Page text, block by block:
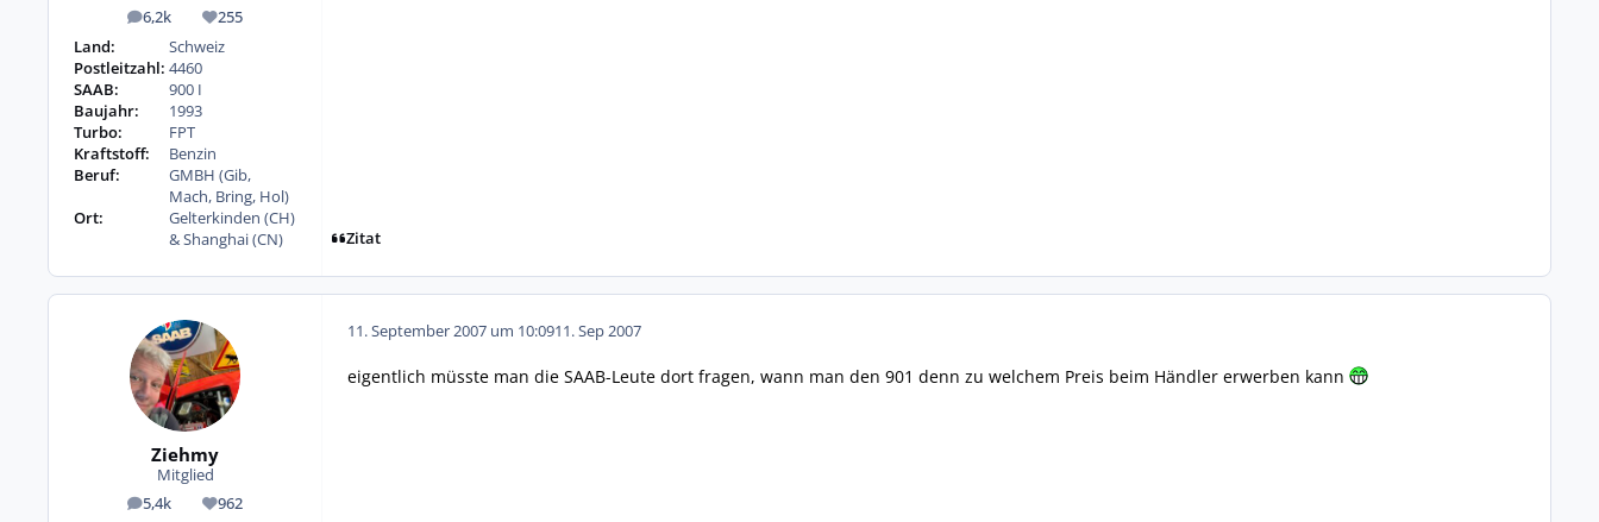
6,2k
Beiträge 255
Reputation
Land:
Schweiz
Postleitzahl: 4460
SAAB:
900 I
Baujahr:
1993
Turbo:
FPT
Kraftstoff:
Benzin
Beruf:
GMBH (Gib,
Mach, Bring, Hol)
Ort:
Gelterkinden (CH)
& Shanghai (CN)
Zitat
Ziehmy
Mitglied
5,4k
Beiträge 962
Reputation
11. September 2007 um 10:0911. Sep 2007
eigentlich müsste man die SAAB-Leute dort fragen, wann man den 901 denn zu welchem Preis beim Händler erwerben kann